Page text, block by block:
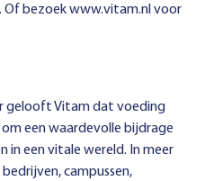
. Of bezoekwww.vitam.nl voor
gelooft Vitam dat voeding
een waardevolle bijdrage
in een vitale wereld. In meer
campussen,